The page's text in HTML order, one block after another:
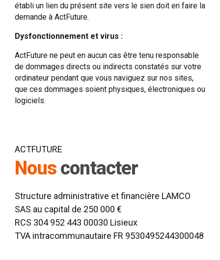
établi un lien du présent site vers le sien doit en faire la
demande à ActFuture.
Dysfonctionnement et virus :
ActFuture ne peut en aucun cas être tenu responsable
de dommages directs ou indirects constatés sur votre
ordinateur pendant que vous naviguez sur nos sites,
que ces dommages soient physiques, électroniques ou
logiciels.
ACTFUTURE
Nous contacter
Structure administrative et financière LAMCO
SAS au capital de 250 000 €
RCS 304 952 443 00030 Lisieux
TVA intracommunautaire FR 9530495244300048